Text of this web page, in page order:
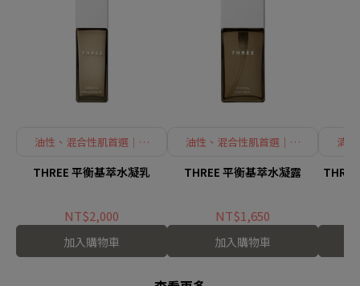
油性、混合性肌首選｜防
THREE 平衡基萃水凝乳
NT$2,000
加入購物車
油性、混合性肌首選｜迅
THREE 平衡基萃水凝露
NT$1,650
加入購物車
清